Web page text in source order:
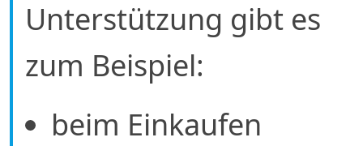
Unterstützung gibt es
zum Beispiel:
beim Einkaufen